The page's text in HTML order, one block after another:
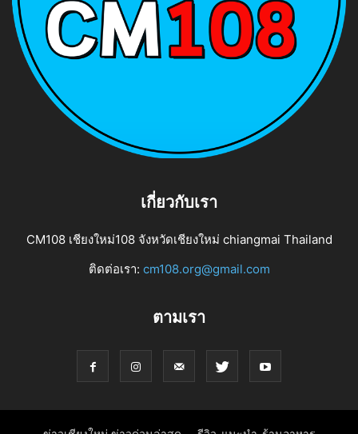
เกี่ยวกับเรา
CM108 เชียงใหม่108 จังหวัดเชียงใหม่ chiangmai Thailand
ติดต่อเรา: cm108.org@gmail.com
ตามเรา